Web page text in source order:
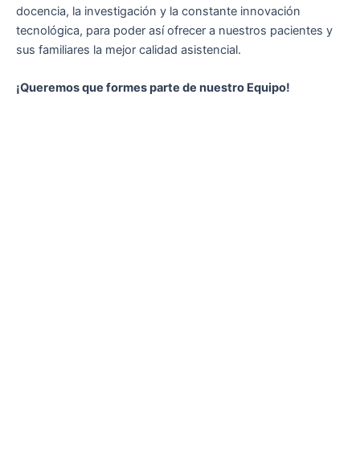
docencia, la investigación y la constante innovación
tecnológica, para poder así ofrecer a nuestros pacientes y
sus familiares la mejor calidad asistencial.
¡Queremos que formes parte de nuestro Equipo!